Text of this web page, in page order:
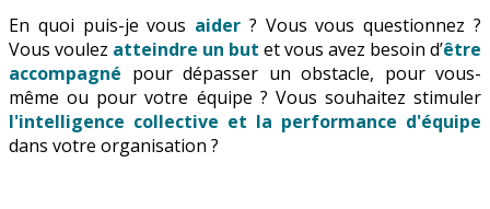
En quoi puis-je vous aider ? Vous vous questionnez ?
Vous voulez atteindre un but et vous avez besoin d’être
accompagné pour dépasser un obstacle, pour vous-
même ou pour votre équipe ? Vous souhaitez stimuler
l'intelligence collective et la performance d'équipe
dans votre organisation ?